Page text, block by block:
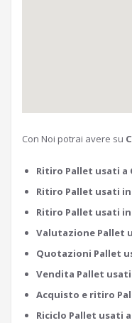
Con Noi potrai avere su
Ritiro Pallet usati a
Ritiro Pallet usati
Ritiro Pallet usati
Valutazione Pallet
Quotazioni Pallet
Vendita Pallet
Acquisto e ritiro
Riciclo Pallet usati